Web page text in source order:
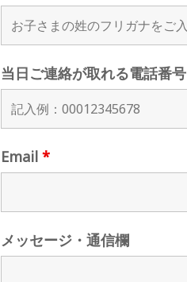
当日ご連絡が取れる電話番号
Email *
メッセージ・通信欄